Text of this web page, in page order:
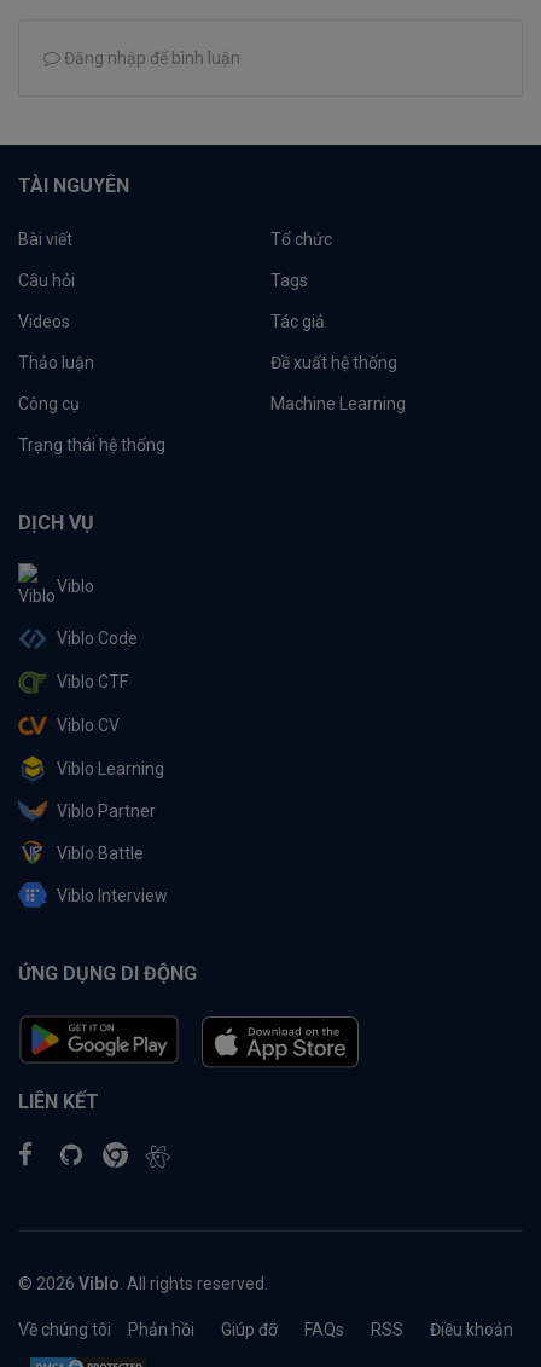
Đăng nhập để bình luận
TÀI NGUYÊN
Bài viết Tổ chức
Câu hỏi Tags
Videos Tác giả
Thảo luận Đề xuất hệ thống
Công cụ Machine Learning
Trạng thái hệ thống
DỊCH VỤ
Viblo
Viblo Code
Viblo CTF
Viblo CV
Viblo Learning
Viblo Partner
Viblo Battle
Viblo Interview
ỨNG DỤNG DI ĐỘNG
LIÊN KẾT
© 2026 Viblo . All rights reserved.
Về chúng tôi Phản hồi Giúp đỡ FAQs RSS Điều khoản